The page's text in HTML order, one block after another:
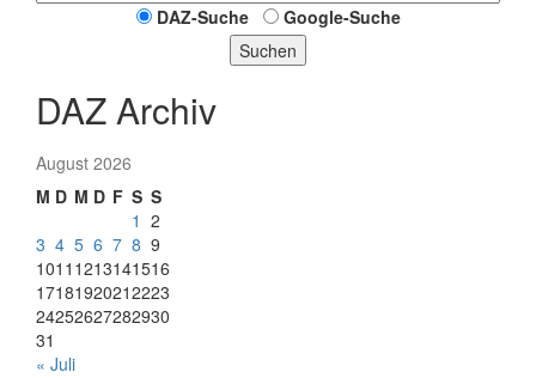
DAZ-Suche
Google-Suche
Suchen
DAZ Archiv
August 2026
M D M D F S S
1 2
3 4 5 6 7 8 9
1011 1213141516
17181920212223
24252627282930
31
« Juli